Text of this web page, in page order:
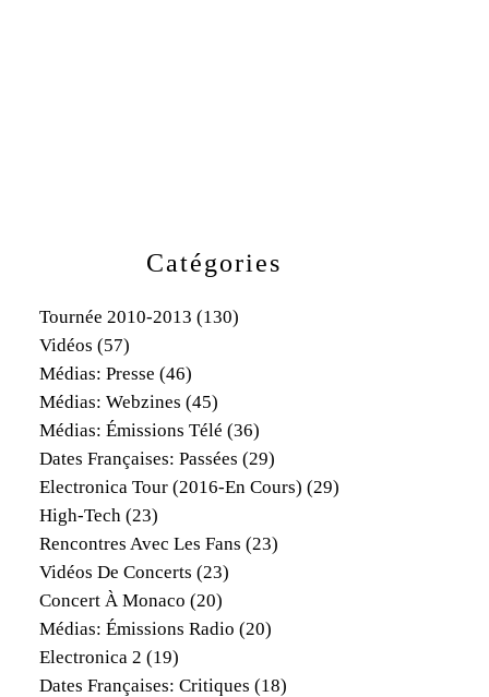
Catégories
Tournée 2010-2013 (130)
Vidéos (57)
Médias: Presse (46)
Médias: Webzines (45)
Médias: Émissions Télé (36)
Dates Françaises: Passées (29)
Electronica Tour (2016-En Cours) (29)
High-Tech (23)
Rencontres Avec Les Fans (23)
Vidéos De Concerts (23)
Concert À Monaco (20)
Médias: Émissions Radio (20)
Electronica 2 (19)
Dates Françaises: Critiques (18)